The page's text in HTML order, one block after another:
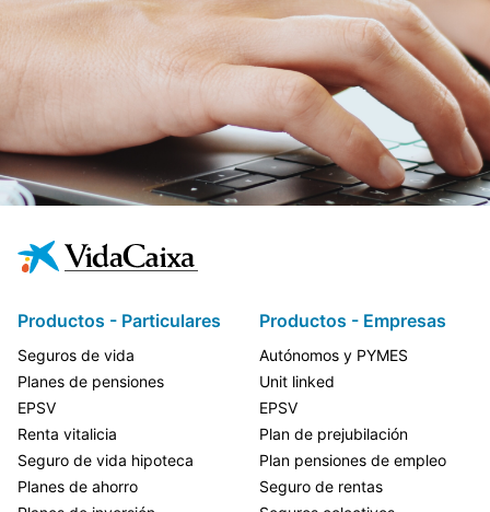
Productos - Particulares
Seguros de vida
Planes de pensiones
EPSV
Renta vitalicia
Seguro de vida hipoteca
Planes de ahorro
Productos - Empresas
Autónomos y PYMES
Unit linked
EPSV
Plan de prejubilación
Plan pensiones de empleo
Seguro de rentas